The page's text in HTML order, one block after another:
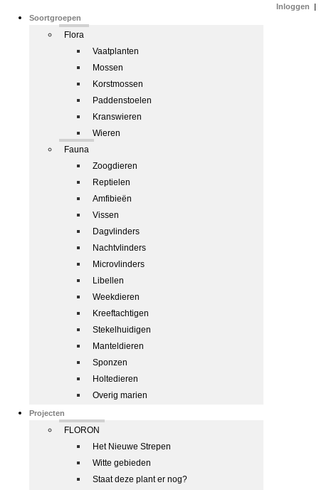
Soortgroepen
Flora
Vaatplanten
Mossen
Korstmossen
Paddenstoelen
Kranswieren
Wieren
Fauna
Zoogdieren
Reptielen
Amfibieën
Vissen
Dagvlinders
Nachtvlinders
Microvlinders
Libellen
Weekdieren
Kreeftachtigen
Stekelhuidigen
Manteldieren
Sponzen
Holtedieren
Overig marien
Projecten
FLORON
Het Nieuwe Strepen
Witte gebieden
Staat deze plant er nog?
Inloggen |